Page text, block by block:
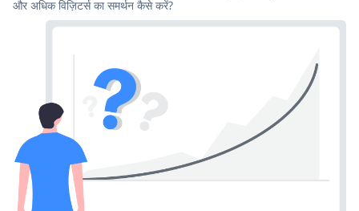
और अधिक विज़िटर्स का समर्थन कैसे करें?